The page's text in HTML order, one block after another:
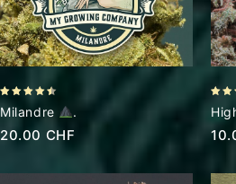
out of 5
Milandre .
20.00 CHF
out